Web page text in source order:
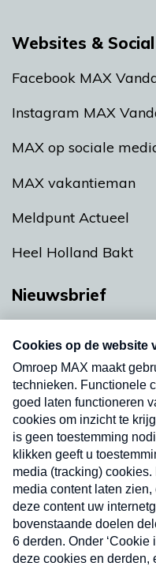
Websites & Social
Facebook MAX
Instagram MAX
MAX op sociale
MAX vakantieman
Meldpunt Actueel
Heel Holland Bakt
Nieuwsbrief
nieuwsbrief. Elke
uw mailbox.
Nieuwsbrief